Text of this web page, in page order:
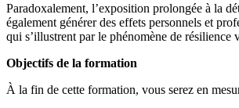
Paradoxalement, l’exposition prolongée à la
également générer des effets personnels et
qui s’illustrent par le phénomène de résilience
Objectifs de la formation
À la fin de cette formation, vous serez en